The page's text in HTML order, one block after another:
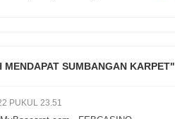
SUMBANGAN KARPET"
PUKUL 23.51